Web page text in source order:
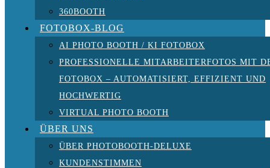
360BOOTH
FOTOBOX-BLOG
AI PHOTO BOOTH / KI FOTOBOX
PROFESSIONELLE MITARBEITERFOTOS MIT
FOTOBOX – AUTOMATISIERT, EFFIZIENT UND
HOCHWERTIG
VIRTUAL PHOTO BOOTH
ÜBER UNS
ÜBER PHOTOBOOTH-DELUXE
KUNDENSTIMMEN